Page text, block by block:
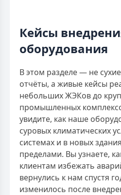
Кейсы
оборудования
В этом разделе — не
отчёты, а живые кейсы
небольших ЖЭКов до
промышленных
увидите, как наше
суровых климатических
системах и в новых
пределами. Вы узнаете,
клиентам избежать
вернулись к нам спустя
изменилось после